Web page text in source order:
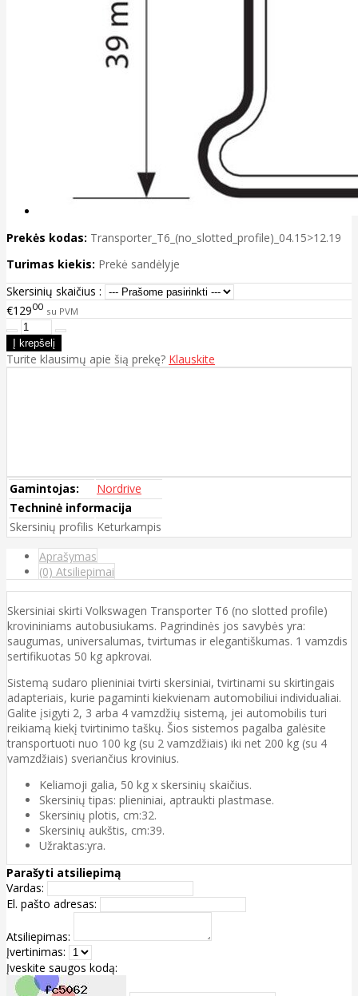
Prekės kodas: Transporter_T6_(no_slotted_profile)_04.15>12.19
Turimas kiekis: Prekė sandėlyje
Skersinių skaičius :
€12900 su PVM
Turite klausimų apie šią prekę? Klauskite
Gamintojas:
Nordrive
Techninė informacija
Skersinių profilis Keturkampis
Aprašymas
(0) Atsiliepimai
Skersiniai skirti Volkswagen Transporter T6 (no slotted profile)
krovininiams autobusiukams. Pagrindinės jos savybės yra:
saugumas, universalumas, tvirtumas ir elegantiškumas. 1 vamzdis
sertifikuotas 50 kg apkrovai.
Sistemą sudaro plieniniai tvirti skersiniai, tvirtinami su skirtingais
adapteriais, kurie pagaminti kiekvienam automobiliui individualiai.
Galite įsigyti 2, 3 arba 4 vamzdžių sistemą, jei automobilis turi
reikiamą kiekį tvirtinimo taškų. Šios sistemos pagalba galėsite
transportuoti nuo 100 kg (su 2 vamzdžiais) iki net 200 kg (su 4
vamzdžiais) sveriančius krovinius.
Keliamoji galia, 50 kg x skersinių skaičius.
Skersinių tipas: plieniniai, aptraukti plastmase.
Skersinių plotis, cm:32.
Skersinių aukštis, cm:39.
Užraktas:yra.
Parašyti atsiliepimą
Vardas:
El. pašto adresas:
Atsiliepimas:
Įvertinimas:
Įveskite saugos kodą: